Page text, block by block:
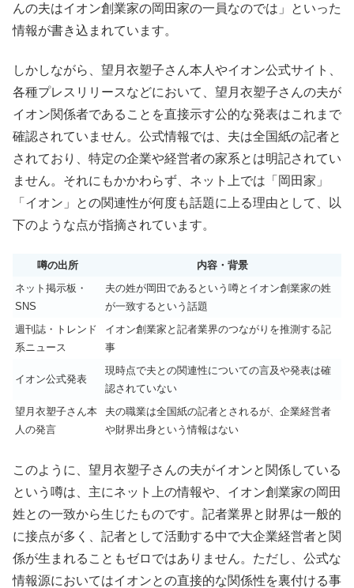
んの夫はイオン創業家の岡田家の一員なのでは」といった
情報が書き込まれています。
しかしながら、望月衣塑子さん本人やイオン公式サイト、
各種プレスリリースなどにおいて、望月衣塑子さんの夫が
イオン関係者であることを直接示す公的な発表はこれまで
確認されていません。公式情報では、夫は全国紙の記者と
されており、特定の企業や経営者の家系とは明記されてい
ません。それにもかかわらず、ネット上では「岡田家」
「イオン」との関連性が何度も話題に上る理由として、以
下のような点が指摘されています。
噂の出所
内容・背景
ネット掲示板・
SNS
夫の姓が岡田であるという噂とイオン創業家の姓
が一致するという話題
週刊誌・トレンド
系ニュース
イオン創業家と記者業界のつながりを推測する記
事
イオン公式発表
現時点で夫との関連性についての言及や発表は確
認されていない
望月衣塑子さん本
人の発言
夫の職業は全国紙の記者とされるが、企業経営者
や財界出身という情報はない
このように、望月衣塑子さんの夫がイオンと関係している
という噂は、主にネット上の情報や、イオン創業家の岡田
姓との一致から生じたものです。記者業界と財界は一般的
に接点が多く、記者として活動する中で大企業経営者と関
係が生まれることもゼロではありません。ただし、公式な
情報源においてはイオンとの直接的な関係性を裏付ける事